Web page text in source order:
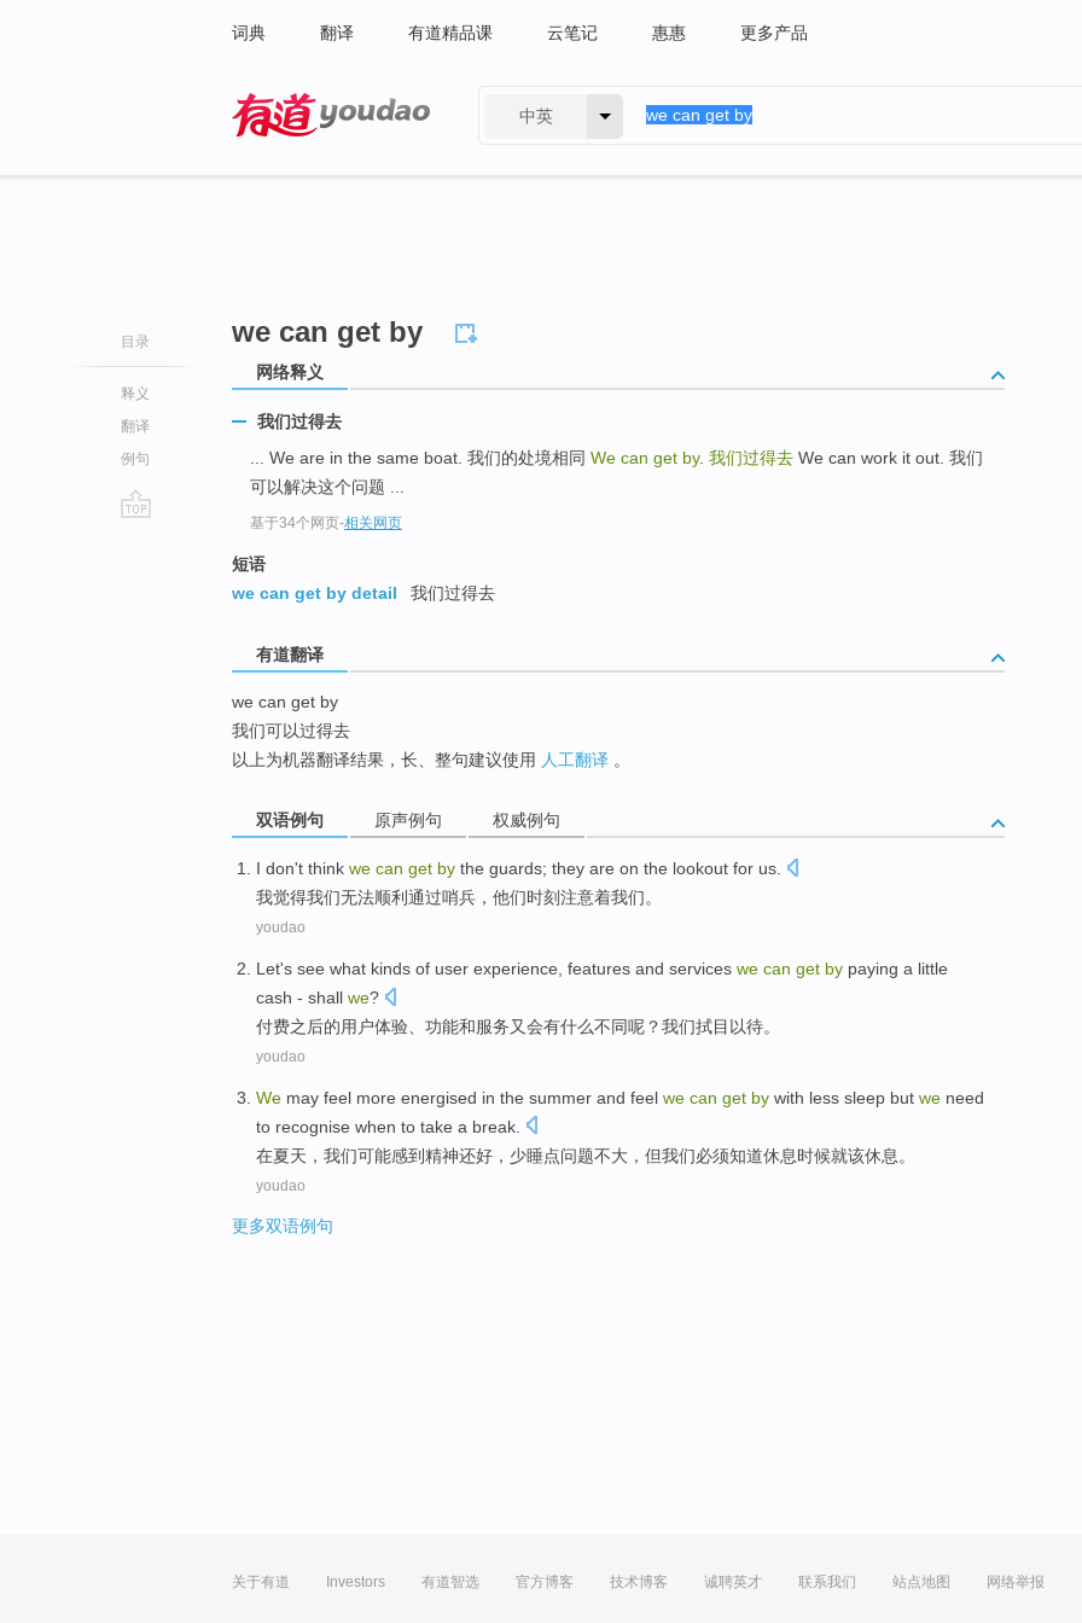
词典 翻译 有道精品课 云笔记 惠惠 更多产品
中英
目录
释义
翻译
例句
we can get by
网络释义
我们过得去
... We are in the same boat. 我们的处境相同 We can get by. 我们过得去 We can work it out. 我们
可以解决这个问题 ...
基于34个网页-相关网页
短语
we can get by detail
我们过得去
有道翻译
we can get by
我们可以过得去
以上为机器翻译结果，长、整句建议使用 人工翻译 。
双语例句 原声例句 权威例句
I don't think we can get by the guards; they are on the lookout for us
我觉得我们无法顺利 通过哨兵 ， 他们时刻注意着我们。
youdao
Let's see what kinds of user experience features and services we can get by paying a little
cash - shall we?
付费之后的用户体验 功能和服务又会有什么不同呢？我们拭目以待。
youdao
We may feel more energised in the summer and feel we can get by with less sleep but we need
to recognise when to take a break
在夏天 ， 我们可能感到精神还好， 少睡点问题不大 ， 但我们必须知道休息时候就该休息。
youdao
更多双语例句
关于有道 Investors 有道智选 官方博客 技术博客 诚聘英才 联系我们 站点地图 网络举报